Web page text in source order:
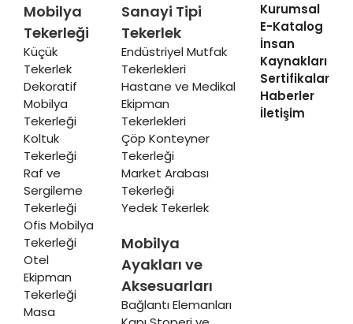
Mobilya
Tekerleği
Küçük
Tekerlek
Dekoratif
Mobilya
Tekerleği
Koltuk
Tekerleği
Raf ve
Sergileme
Tekerleği
Ofis Mobilya
Tekerleği
Otel
Ekipman
Tekerleği
Masa
Sanayi Tipi
Tekerlek
Endüstriyel Mutfak
Tekerlekleri
Hastane ve Medikal
Ekipman
Tekerlekleri
Çöp Konteyner
Tekerleği
Market Arabası
Tekerleği
Yedek Tekerlek
Mobilya
Ayakları ve
Aksesuarları
Bağlantı Elemanları
Kurumsal
E-Katalog
İnsan
Kaynakları
Sertifikalar
Haberler
İletişim